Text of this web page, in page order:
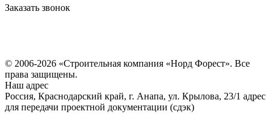
Заказать звонок
© 2006-2026 «Строительная компания «Норд Форест». Все
права защищены.
Наш адрес
Россия, Краснодарский край, г. Анапа, ул. Крылова, 23/1 адрес
для передачи проектной документации (сдэк)